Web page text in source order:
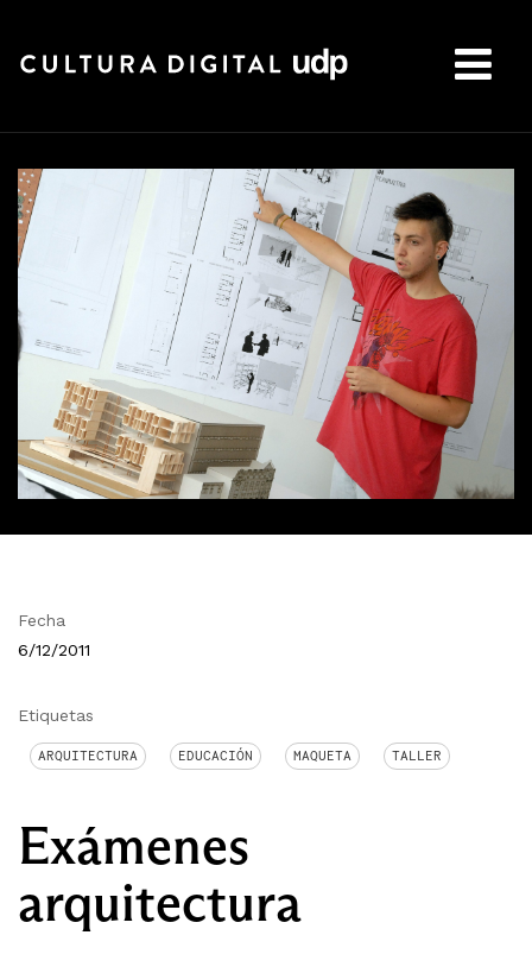
Fecha
6/12/2011
Etiquetas
ARQUITECTURA EDUCACIÓN MAQUETA TALLER
Exámenes
arquitectura